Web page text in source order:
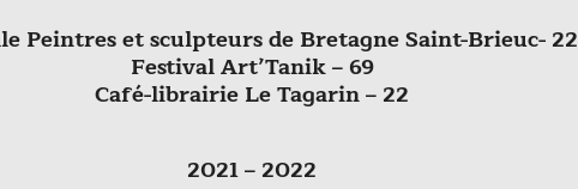
Peintres et sculpteurs de Bretagne Saint-Brieuc- 22
Festival Art’Tanik – 69
Café-librairie Le Tagarin – 22
2021 – 2022